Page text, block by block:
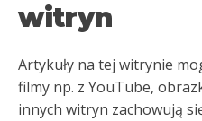
witryn
Artykuły na tej witrynie
filmy np. z YouTube,
innych witryn zachowują